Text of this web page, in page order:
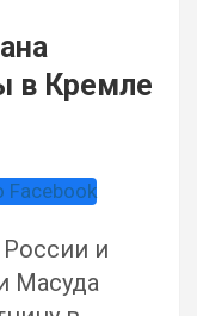
в Кремле
и
Масуда